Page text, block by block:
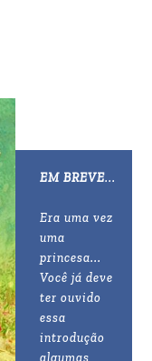
EM BREVE...
Era uma vez
uma
princesa...
Você já deve
ter ouvido
essa
introdução